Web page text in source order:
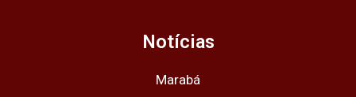
t
t
Notícias
Marabá